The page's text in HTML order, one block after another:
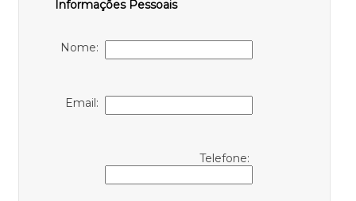
Informações Pessoais
Nome:
Email:
Telefone: